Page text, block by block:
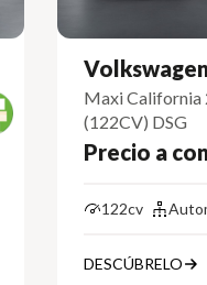
Maxi California
(122CV) DSG
Precio a
122cv
DESCÚBRELO